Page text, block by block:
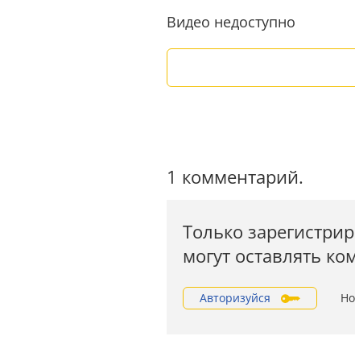
Видео недоступно
1 комментарий.
Только
могут оставлять
Авторизуйся